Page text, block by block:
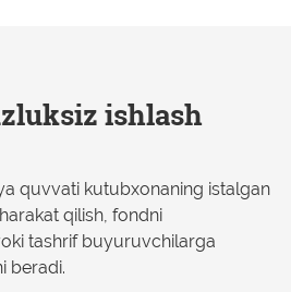
ishlash
quvvati kutubxonaning istalgan
qilish, fondni
tashrif buyuruvchilarga
beradi.